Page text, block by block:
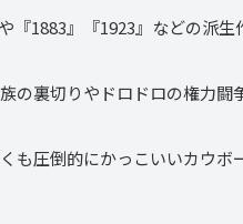
『1883』『1923』などの派生
の裏切りやドロドロの権力闘
も圧倒的にかっこいいカウボ